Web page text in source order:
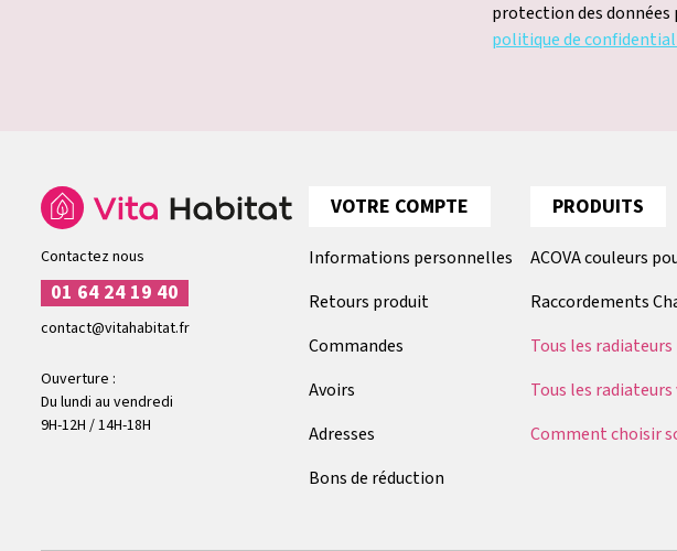
protection des données
politique de
Contactez nous
01 64 24 19 40
contact@vitahabitat.fr
Ouverture :
Du lundi au vendredi
9H-12H / 14H-18H
VOTRE COMPTE
Informations personnelles
Retours produit
Commandes
Avoirs
Adresses
Bons de réduction
PRODUITS
ACOVA couleurs
Raccordements
Tous les
Tous les
Comment choisir